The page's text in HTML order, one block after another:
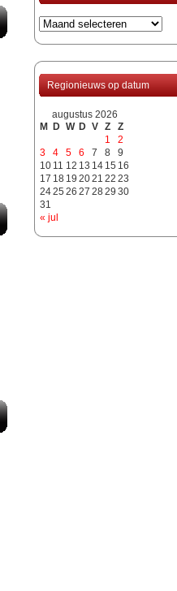
Regionieuws op datum
augustus 2026
M D W D V Z Z
« jul
1
2
3
4 5 6 7 8
9
10 11 12 13 14 15 16
17 18 19 2021 22 23
2425 26 27 2829 30
31